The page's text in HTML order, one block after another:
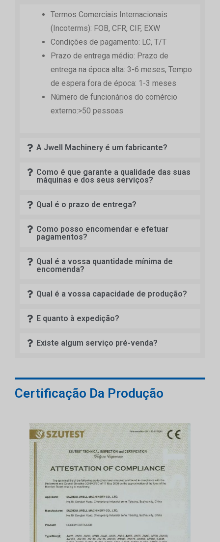
Termos Comerciais Internacionais
(Incoterms): FOB, CFR, CIF, EXW
Condições de pagamento: LC, T/T
Prazo de entrega médio: Prazo de
entrega na época alta: 3-6 meses, Tempo
de espera fora de época: 1-3 meses
Número de funcionários do comércio
externo:>50 pessoas
A Jwell Machinery é um fabricante?
Como é que garante a qualidade das suas
máquinas e dos seus serviços?
Qual é o prazo de entrega?
Como posso encomendar e efetuar
pagamentos?
Qual é a vossa quantidade mínima de
encomenda?
Qual é a vossa capacidade de produção?
E quanto à expedição?
Existe algum serviço pré-venda?
Certificação Da Produção